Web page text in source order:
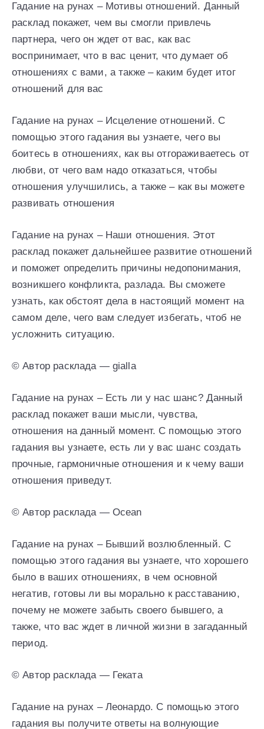
Гадание на рунах – Мотивы отношений. Данный
расклад покажет, чем вы смогли привлечь
партнера, чего он ждет от вас, как вас
воспринимает, что в вас ценит, что думает об
отношениях с вами, а также – каким будет итог
отношений для вас
Гадание на рунах – Исцеление отношений. С
помощью этого гадания вы узнаете, чего вы
боитесь в отношениях, как вы отгораживаетесь от
любви, от чего вам надо отказаться, чтобы
отношения улучшились, а также – как вы можете
развивать отношения
Гадание на рунах – Наши отношения. Этот
расклад покажет дальнейшее развитие отношений
и поможет определить причины недопонимания,
возникшего конфликта, разлада. Вы сможете
узнать, как обстоят дела в настоящий момент на
самом деле, чего вам следует избегать, чтоб не
усложнить ситуацию.
© Автор расклада — gialla
Гадание на рунах – Есть ли у нас шанс? Данный
расклад покажет ваши мысли, чувства,
отношения на данный момент. С помощью этого
гадания вы узнаете, есть ли у вас шанс создать
прочные, гармоничные отношения и к чему ваши
отношения приведут.
© Автор расклада — Ocean
Гадание на рунах – Бывший возлюбленный. С
помощью этого гадания вы узнаете, что хорошего
было в ваших отношениях, в чем основной
негатив, готовы ли вы морально к расставанию,
почему не можете забыть своего бывшего, а
также, что вас ждет в личной жизни в загаданный
период.
© Автор расклада — Геката
Гадание на рунах – Леонардо. С помощью этого
гадания вы получите ответы на волнующие